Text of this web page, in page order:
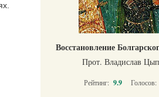
Восстановление
Прот. Владислав
Рейтинг: 9.9 Голосов: